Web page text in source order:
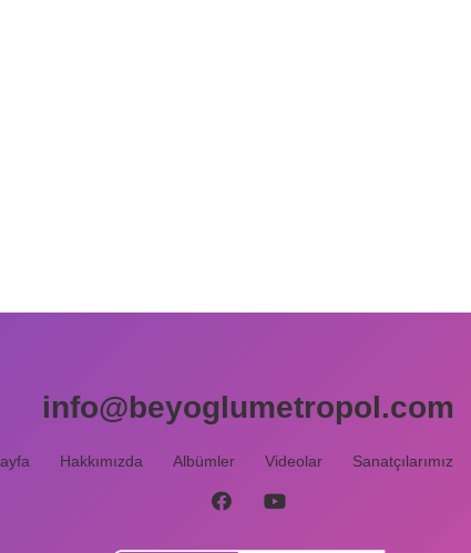
info@beyoglumetropol.com
Hakkımızda Albümler Videolar Sanatçılarımız